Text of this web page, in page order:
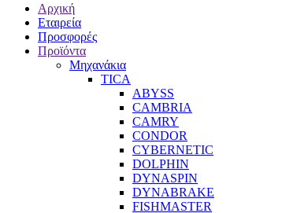
Αρχική
Εταιρεία
Προσφορές
Προϊόντα
Μηχανάκια
TICA
ABYSS
CAMBRIA
CAMRY
CONDOR
CYBERNETIC
DOLPHIN
DYNASPIN
DYNABRAKE
FISHMASTER